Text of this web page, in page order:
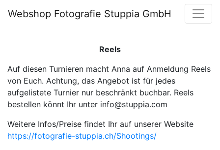
Webshop Fotografie Stuppia GmbH
Reels
Auf diesen Turnieren macht Anna auf Anmeldung Reels
von Euch. Achtung, das Angebot ist für jedes
aufgelistete Turnier nur beschränkt buchbar. Reels
bestellen könnt Ihr unter info@stuppia.com
Weitere Infos/Preise findet Ihr auf unserer Website
https://fotografie-stuppia.ch/Shootings/